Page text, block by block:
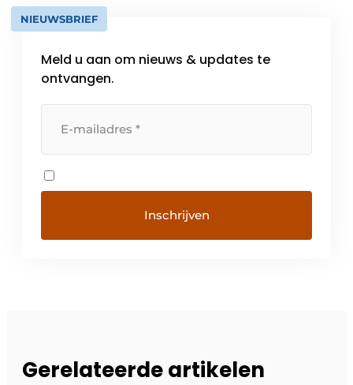
NIEUWSBRIEF
Meld u aan om nieuws & updates te
ontvangen.
Gerelateerde artikelen